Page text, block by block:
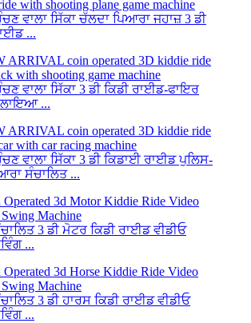
ਵਾਲਾ ਸਿੱਕਾ ਚੱਲਦਾ ਪਿਆਰਾ ਜਹਾਜ਼ 3 ਡੀ
...
ਵਾਲਾ ਸਿੱਕਾ 3 ਡੀ ਕਿਡੀ ਰਾਈਡ-ਫਾਇਰ
...
ਵਾਲਾ ਸਿੱਕਾ 3 ਡੀ ਕਿਡਾਈ ਰਾਈਡ ਪੁਲਿਸ-
ਸੰਚਾਲਿਤ ...
3 ਡੀ ਮੋਟਰ ਕਿਡੀ ਰਾਈਡ ਵੀਡੀਓ
...
3 ਡੀ ਹਾਰਸ ਕਿਡੀ ਰਾਈਡ ਵੀਡੀਓ
...